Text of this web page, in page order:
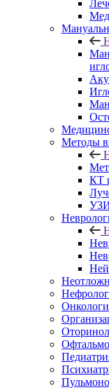
Методы
КТ
УЗИ